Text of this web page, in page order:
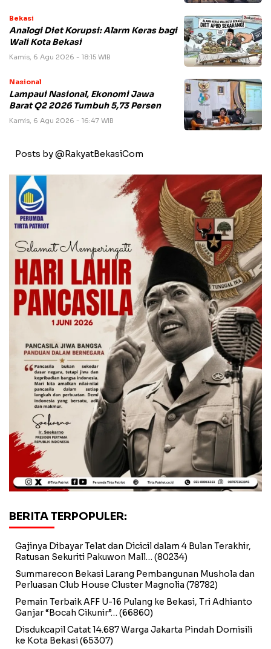
Bekasi
Analogi Diet Korupsi: Alarm Keras bagi
Wali Kota Bekasi
Kamis, 6 Agu 2026 - 18:15 WIB
Nasional
Lampaui Nasional, Ekonomi Jawa
Barat Q2 2026 Tumbuh 5,73 Persen
Kamis, 6 Agu 2026 - 16:47 WIB
Posts by @RakyatBekasiCom
BERITA TERPOPULER:
Gajinya Dibayar Telat dan Dicicil dalam 4 Bulan Terakhir,
Ratusan Sekuriti Pakuwon Mall… (80234)
Summarecon Bekasi Larang Pembangunan Mushola dan
Perluasan Club House Cluster Magnolia (78782)
Pemain Terbaik AFF U-16 Pulang ke Bekasi, Tri Adhianto
Ganjar “Bocah Cikunir”… (66860)
Disdukcapil Catat 14.687 Warga Jakarta Pindah Domisili
ke Kota Bekasi(65307)